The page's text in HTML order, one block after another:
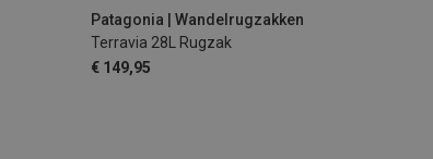
Patagonia | Wandelrugzakken
Terravia 28L Rugzak
€ 149,95